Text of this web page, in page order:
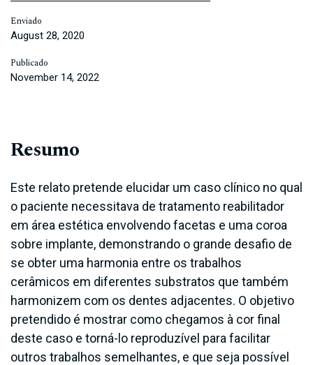
Enviado
August 28, 2020
Publicado
November 14, 2022
Resumo
Este relato pretende elucidar um caso clínico no qual
o paciente necessitava de tratamento reabilitador
em área estética envolvendo facetas e uma coroa
sobre implante, demonstrando o grande desafio de
se obter uma harmonia entre os trabalhos
cerâmicos em diferentes substratos que também
harmonizem com os dentes adjacentes. O objetivo
pretendido é mostrar como chegamos à cor final
deste caso e torná-lo reproduzível para facilitar
outros trabalhos semelhantes, e que seja possível